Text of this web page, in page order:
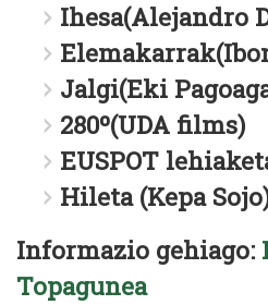
Ihesa(Alejandro
Jalgi(Eki
280º(UDA films)
EUSPOT
Hileta (Kepa
Informazio gehiago:
Topagunea